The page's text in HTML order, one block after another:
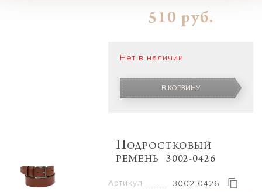
ПОДРОСТКОВЫЙ
РЕМЕНЬ 3002-0426
510 руб.
Артикул
3002-0426
Нет в наличии
В КОРЗИНУ